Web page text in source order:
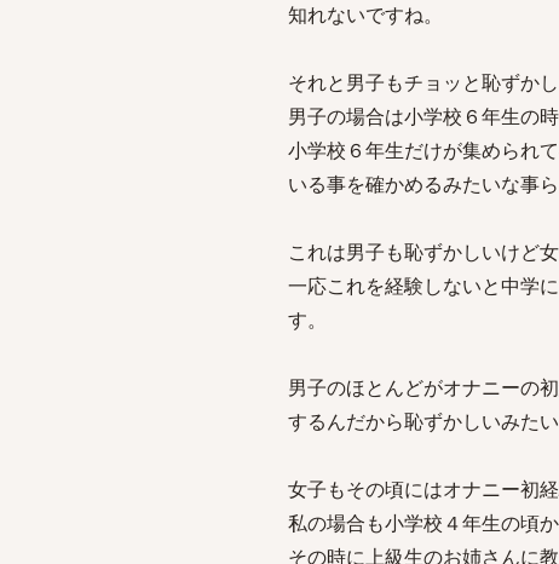
知れないですね。
それと男子もチョッと恥ずか
男子の場合は小学校６年生の
小学校６年生だけが集められ
いる事を確かめるみたいな事ら
これは男子も恥ずかしいけど
一応これを経験しないと中学
す。
男子のほとんどがオナニーの
するんだから恥ずかしいみたい
女子もその頃にはオナニー初
私の場合も小学校４年生の頃
その時に上級生のお姉さんに